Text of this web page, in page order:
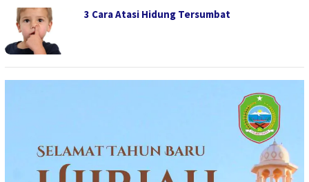
3 Cara Atasi Hidung Tersumbat